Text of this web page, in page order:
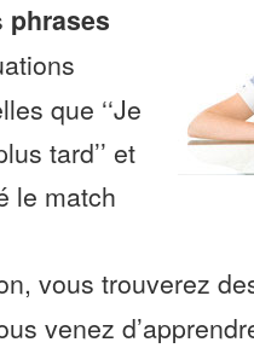
phrases
que ‘‘Je
tard’’ et
le match
vous trouverez
venez